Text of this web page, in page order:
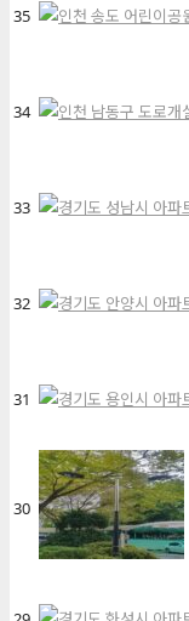
35
34
33
32
31
30